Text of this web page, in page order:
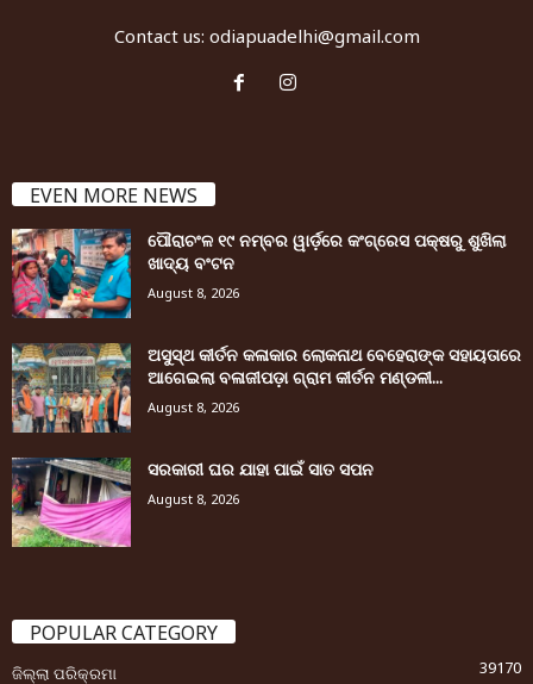
Contact us: odiapuadelhi@gmail.com
EVEN MORE NEWS
ପୌରାଚଂଳ ୧୯ ନମ୍ବର ୱାର୍ଡ଼ରେ କଂଗ୍ରେସ ପକ୍ଷରୁ ଶୁଖିଲା
ଖାଦ୍ୟ ବଂଟନ
August 8, 2026
ଅସୁସ୍ଥ କୀର୍ତନ କଳାକାର ଲୋକନାଥ ବେହେରାଙ୍କ ସହାୟତାରେ
ଆଗେଇଲା ବଳାଜୀପଡ଼ା ଗ୍ରାମ କୀର୍ତନ ମଣ୍ଡଳୀ...
August 8, 2026
ସରକାରୀ ଘର ଯାହା ପାଇଁ ସାତ ସପନ
August 8, 2026
POPULAR CATEGORY
ଜିଲ୍ଲା ପରିକ୍ରମା 39170